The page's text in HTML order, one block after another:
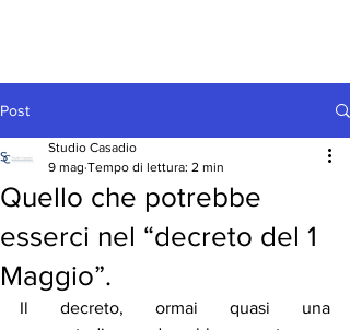
Post
Quello che potrebbe
esserci nel “decreto del 1
Maggio”.
Studio Casadio
9 mag Tempo di lettura: 2 min
Il decreto, ormai quasi una